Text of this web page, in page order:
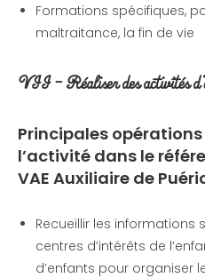
Formations spécifiques,
maltraitance, la fin de vie
VII – Réaliser des activités
Principales
l’activité dans le
VAE Auxiliaire de
Recueillir les informations
centres d’intérêts de
d’enfants pour organiser